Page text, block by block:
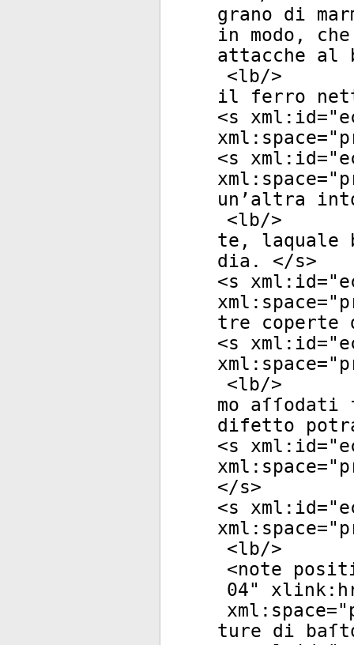
grano di
in modo,
attacche al
<lb/>
il ferro
<s xml:id="
xml:space="
<s xml:id="
xml:space="
un’altra
<lb/>
te, laquale
dia. </s>
<s xml:id="
xml:space="
tre coperte
<s xml:id="
xml:space="
<lb/>
mo
difetto
<s xml:id="
xml:space="
</s>
<s xml:id="
xml:space="
<lb/>
<note
04"
xml:space="
ture di